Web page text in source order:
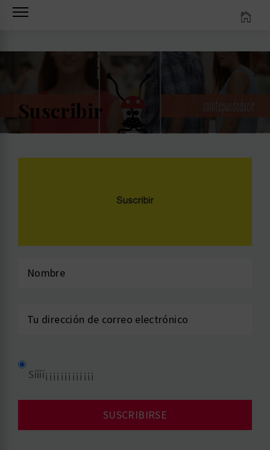
Suscribir
Síííí¡¡¡¡¡¡¡¡¡¡¡¡¡